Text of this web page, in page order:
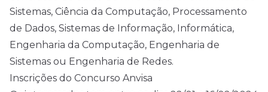
Sistemas, Ciência da Computação, Processamento
de Dados, Sistemas de Informação, Informática,
Engenharia da Computação, Engenharia de
Sistemas ou Engenharia de Redes.
Inscrições do Concurso Anvisa